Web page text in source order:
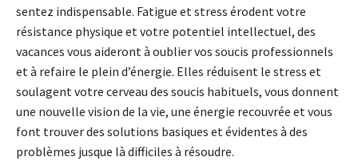
sentez indispensable. Fatigue et stress érodent votre
résistance physique et votre potentiel intellectuel, des
vacances vous aideront à oublier vos soucis professionnels
et à refaire le plein d’énergie. Elles réduisent le stress et
soulagent votre cerveau des soucis habituels, vous donnent
une nouvelle vision de la vie, une énergie recouvrée et vous
font trouver des solutions basiques et évidentes à des
problèmes jusque là difficiles à résoudre.